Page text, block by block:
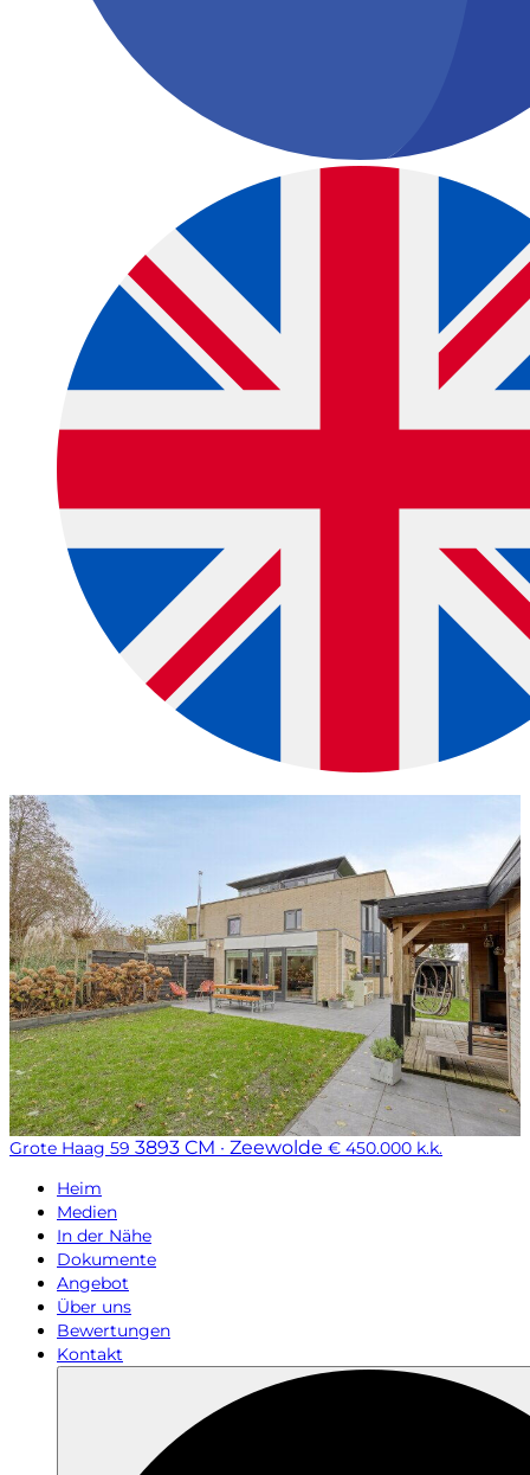
Grote Haag 59 3893 CM · Zeewolde € 450.000 k.k.
Heim
Medien
In der Nähe
Dokumente
Angebot
Über uns
Bewertungen
Kontakt